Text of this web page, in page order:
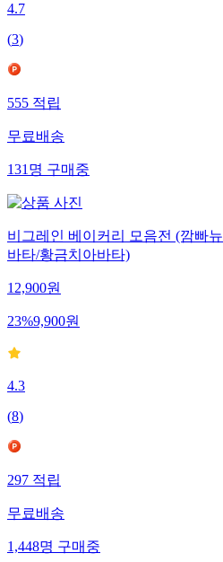
4.7
(3)
555 적립
무료배송
131 명 구매중
비그레인 베이커리 모음전 (깜빠
바타/황금치아바타)
12,900원
23%9,900원
4.3
(8)
297 적립
무료배송
1,448명 구매중